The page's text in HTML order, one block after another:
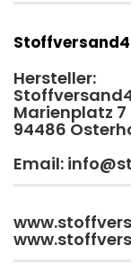
Hersteller:
Marienplatz 7
94486
Email: